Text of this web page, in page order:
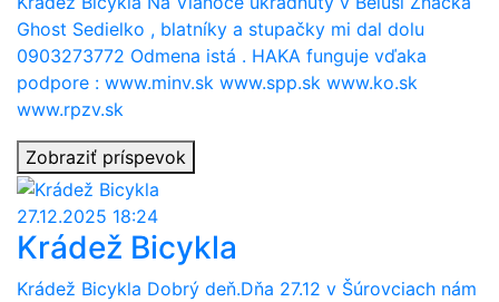
Ghost Sedielko , blatníky a stupačky mi dal dolu
0903273772 Odmena istá . HAKA funguje vďaka
podpore : www.minv.sk www.spp.sk www.ko.sk
www.rpzv.sk
Zobraziť príspevok
27.12.2025 18:24
Krádež Bicykla
Krádež Bicykla Dobrý deň.Dňa 27.12 v Šúrovciach nám